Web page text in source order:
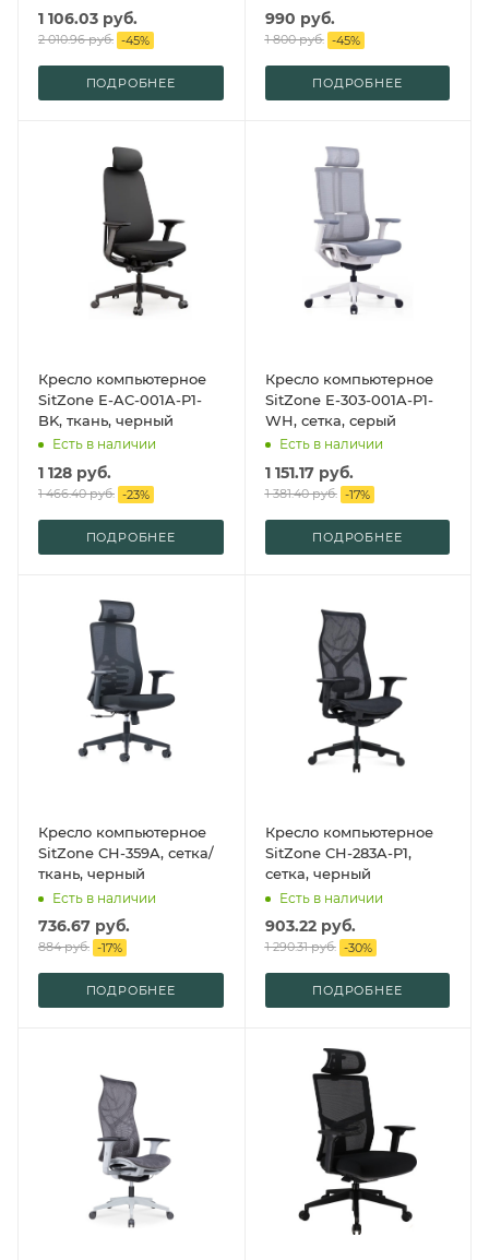
1 106.03 руб.
2 010.96руб. -45%
ПОДРОБНЕЕ
990 руб.
1 800руб. -45%
ПОДРОБНЕЕ
Кресло компьютерное
SitZone E-AC-001A-P1-
BK, ткань, черный
Есть в наличии
1 128 руб.
1 466.40руб. -23%
ПОДРОБНЕЕ
Кресло компьютерное
SitZone E-303-001A-P1-
WH, сетка, серый
Есть в наличии
1 151.17руб.
1 381.40руб. -17%
ПОДРОБНЕЕ
Кресло компьютерное
SitZone CH-359A, сетка/
ткань, черный
Есть в наличии
736.67 руб.
884руб. -17%
ПОДРОБНЕЕ
Кресло компьютерное
SitZone CH-283A-P1,
сетка, черный
Есть в наличии
903.22руб.
1 290.31руб. -30%
ПОДРОБНЕЕ